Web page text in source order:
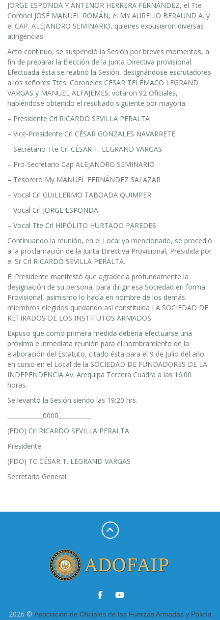
JORGE ESPONDA Y ANTENOR HERRERA FERNÁNDEZ, el Tte
Coronel JOSÉ MANUEL ROMÁN, el MY AURELIO BERAUND A. y
el CAP. ALEJANDRO SEMINARIO, quienes expusieron diversas
atingencias.
Acto continuo, se suspendió la Sesión por breves momentos, a
fin de preparar la Elección de la Junta Directiva provisional.
Efectuada ésta se reabrió la Sesión, designándose escrutadores
a los señores Ttes. Coroneles CESAR TELÉMACO LEGRAND
VARGAS y MANUEL ALFAJEMES; votaron 92 Oficiales,
habiéndose obtenido el resultado siguiente por mayoría.
– Presidente Crl RICARDO SEVILLA PERALTA
– Vice-Presidente Crl CÉSAR GONZALES NAVARRETE
– Secretario Tte Crl CÉSAR T. LEGRAND VARGAS
– Pro-Secretario Cap ALEJANDRO SEMINARIO
– Tesorero My MANUEL FERNÁNDEZ SALAZAR
– Vocal Crl GUILLERMO TABOADA QUIMPER
– Vocal Crl JORGE ESPONDA
– Vocal Tte Crl HIPÓLITO HURTADO PAREDES
Continuando la reunión, en el Local ya mencionado, se procedió
a la proclamación de la Junta Directiva Provisional, Presidida por
el Sr Crl RICARDO SEVILLA PERALTA.
El Presidente manifestó que agradecía profundamente la
designación de su persona, para dirigir esa Sociedad en forma
Provisional, asimismo lo hacía en nombre de los demás
miembros elegidos quedando así constituida LA SOCIEDAD DE
RETIRADOS DE LOS INSTITUTOS ARMADOS.
Expuso que como primera medida debería efectuarse una
próxima e inmediata reunión para el nombramiento de la
elaboración del Estatuto, citado ésta para el 9 de Julio del año
en curso en el Local de la SOCIEDAD DE FUNDADORES DE LA
INDEPENDENCIA Av. Arequipa Tercera Cuadra a las 16:00
horas.
Se levantó la Sesión siendo las 19:20 hrs.
____________0000___________
(FDO) Crl RICARDO SEVILLA PERALTA
Presidente
(FDO) TC CÉSAR T. LEGRAND VARGAS
Secretario General
2026 © Asociación de Oficiales de las Fuerzas Armadas y Policía